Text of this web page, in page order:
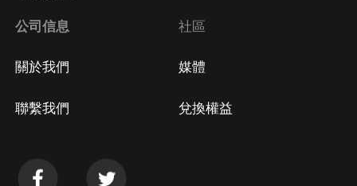
公司信息
關於我們
聯繫我們
社區
媒體
兌換權益